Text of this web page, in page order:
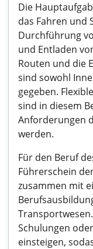
Die
das Fahren und
Durchführung
und Entladen
Routen und die
sind sowohl
gegeben.
sind in diesem
Anforderungen
werden.
Für den Beruf
Führerschein
zusammen mit
Schulungen
einsteigen,